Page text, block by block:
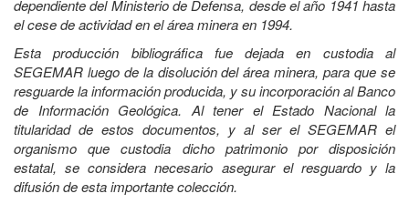
dependiente del Ministerio de Defensa, desde el año 1941 hasta
el cese de actividad en el área minera en 1994.
Esta producción bibliográfica fue dejada en custodia al
SEGEMAR luego de la disolución del área minera, para que se
resguarde la información producida, y su incorporación al Banco
de Información Geológica. Al tener el Estado Nacional la
titularidad de estos documentos, y al ser el SEGEMAR el
organismo que custodia dicho patrimonio por disposición
estatal, se considera necesario asegurar el resguardo y la
difusión de esta importante colección.